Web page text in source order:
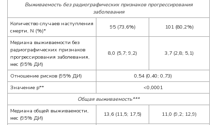
Выживаемость без радиографических признаков прогрессирования
заболевания
Количество случаев наступления
смерти, N (%)*
95 (73,6%) 101 (80,2%)
Медиана выживаемости без
радиографических признаков
прогрессирования заболевания,
мес (95% ДИ)
8,0 (5,7; 9,2) 3,7 (2,8; 5,1)
Отношение рисков (95% ДИ)
0,54 (0,40; 0,73)
Значение p**
<0,0001
Общая выживаемость***
Медиана общей выживаемости,
мес (95% ДИ)
13,6 (11,5; 17,5) 11,0 (9,2; 12,9)